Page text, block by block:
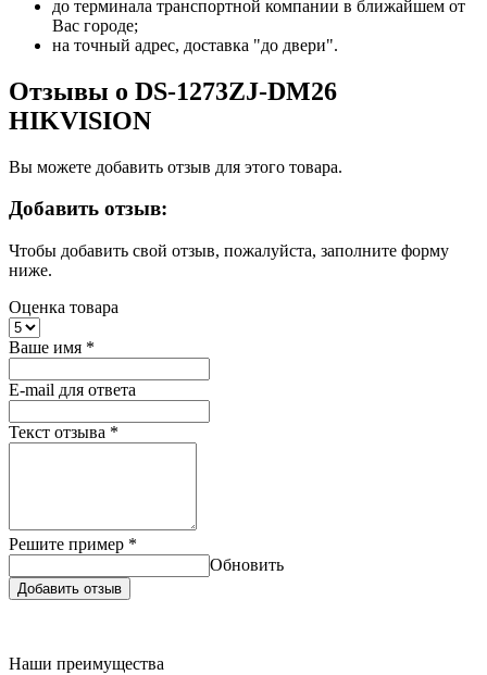
до терминала транспортной компании в ближайшем от
Вас городе;
на точный адрес, доставка "до двери".
Отзывы о DS-1273ZJ-DM26
HIKVISION
Вы можете добавить отзыв для этого товара.
Добавить отзыв:
Чтобы добавить свой отзыв, пожалуйста, заполните форму
ниже.
Оценка товара
Ваше имя *
E-mail для ответа
Текст отзыва *
Решите пример *
Обновить
Добавить отзыв
Наши преимущества